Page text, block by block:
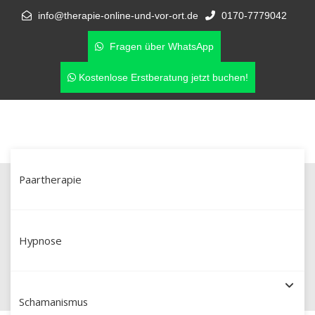
info@therapie-online-und-vor-ort.de 0170-7779042
Fragen über WhatsApp
Kostenlose Erstberatung jetzt buchen!
Paartherapie
Hypnose
Schamanismus
eine Affäre die Beziehung